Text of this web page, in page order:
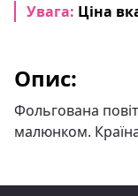
Увага: Ціна
Опис:
Фольгована
малюнком.